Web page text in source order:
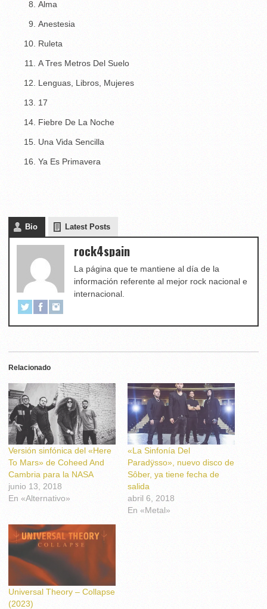
Alma
Anestesia
Ruleta
A Tres Metros Del Suelo
Lenguas, Libros, Mujeres
17
Fiebre De La Noche
Una Vida Sencilla
Ya Es Primavera
Bio Latest Posts
rock4spain
La página que te mantiene al día de la
información referente al mejor rock nacional e
internacional.
Relacionado
Versión sinfónica del «Here
To Mars» de Coheed And
Cambria para la NASA
junio 13, 2018
En «Alternativo»
«La Sinfonía Del
Paradÿsso», nuevo disco de
Sôber, ya tiene fecha de
salida
abril 6, 2018
En «Metal»
Universal Theory – Collapse
(2023)